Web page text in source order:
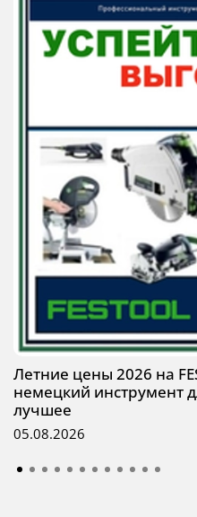
Летние цены 2026 на
немецкий инструмент
лучшее
05.08.2026